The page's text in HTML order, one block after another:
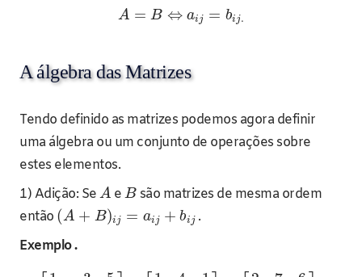
A = B ⇔ aij = bij.
A álgebra das Matrizes
Tendo definido as matrizes podemos agora definir
uma álgebra ou um conjunto de operações sobre
estes elementos.
1) Adição: Se A eB são matrizes de mesma ordem
então (A + B)ij = aij + bij.
Exemplo .